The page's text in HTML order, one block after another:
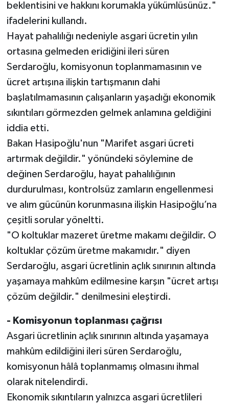
beklentisini ve hakkını korumakla yükümlüsünüz."
ifadelerini kullandı.
Hayat pahalılığı nedeniyle asgari ücretin yılın
ortasına gelmeden eridiğini ileri süren
Serdaroğlu, komisyonun toplanmamasının ve
ücret artışına ilişkin tartışmanın dahi
başlatılmamasının çalışanların yaşadığı ekonomik
sıkıntıları görmezden gelmek anlamına geldiğini
iddia etti.
Bakan Hasipoğlu'nun "Marifet asgari ücreti
artırmak değildir." yönündeki söylemine de
değinen Serdaroğlu, hayat pahalılığının
durdurulması, kontrolsüz zamların engellenmesi
ve alım gücünün korunmasına ilişkin Hasipoğlu’na
çeşitli sorular yöneltti.
"O koltuklar mazeret üretme makamı değildir. O
koltuklar çözüm üretme makamıdır." diyen
Serdaroğlu, asgari ücretlinin açlık sınırının altında
yaşamaya mahkûm edilmesine karşın "ücret artışı
çözüm değildir." denilmesini eleştirdi.
- Komisyonun toplanması çağrısı
Asgari ücretlinin açlık sınırının altında yaşamaya
mahkûm edildiğini ileri süren Serdaroğlu,
komisyonun hâlâ toplanmamış olmasını ihmal
olarak nitelendirdi.
Ekonomik sıkıntıların yalnızca asgari ücretlileri